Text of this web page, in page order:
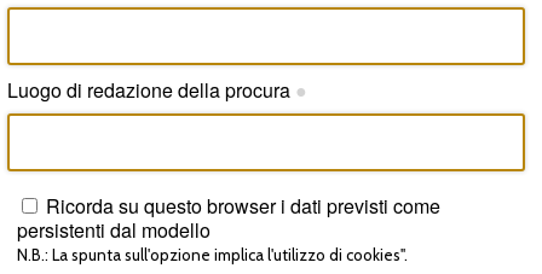
Luogo di redazione della procura ●
Ricorda su questo browser i dati previsti come
persistenti dal modello
N.B.: La spunta sull'opzione implica l'utilizzo di cookies".